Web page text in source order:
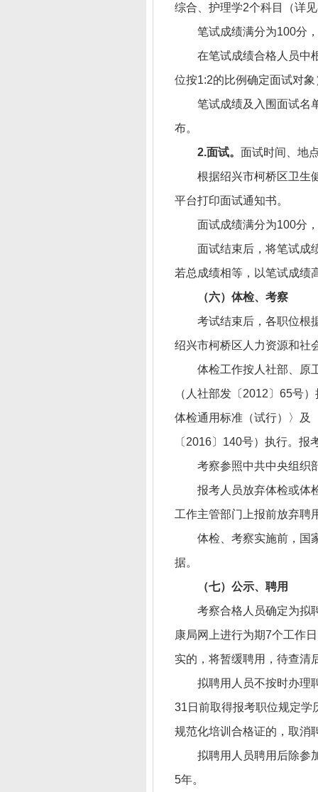
综合、护理学2个科目（详
笔试成绩满分为100分
在笔试成绩合格人员中
位按1:2的比例确定面试对
笔试成绩及入围面试名
布。
2.面试。 面试时间、地
根据绍兴市柯桥区卫生
平台打印面试通知书。
面试成绩满分为100分
面试结束后，将笔试成
若总成绩相等，以笔试成绩
（六）体检、考察
考试结束后，各职位根
绍兴市柯桥区人力资源和社
体检工作按人社部、原
（人社部发〔2012〕65号
体检通用标准（试行）〉及
〔2016〕140号）执行。
考察参照中共中央组织
报考人员放弃体检或体
工作主管部门上报前放弃聘
体检、考察实施前，国
据。
（七）公示、聘用
考察合格人员确定为拟
康局网上进行为期7个工作
实的，将暂缓聘用，待查清
拟聘用人员不按时办理
31日前取得报考职位规定学
规范化培训合格证的，取消
拟聘用人员聘用后除参
5年。